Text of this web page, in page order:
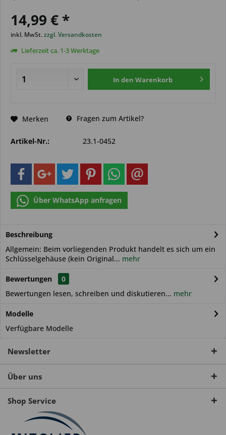
14,99 € *
inkl. MwSt.zzgl. Versandkosten
Lieferzeit ca. 1-3 Werktage
In den Warenkorb
Merken Fragen zum Artikel?
Artikel-Nr.: 23.1-0452
Über WhatsApp anfragen
Beschreibung
Allgemein: Beim vorliegenden Produkt handelt es sich um ein
Schlüsselgehäuse (kein Original... mehr
Bewertungen
0
Bewertungen lesen, schreiben und diskutieren... mehr
Modelle
Verfügbare Modelle
Newsletter
Über uns
Shop Service